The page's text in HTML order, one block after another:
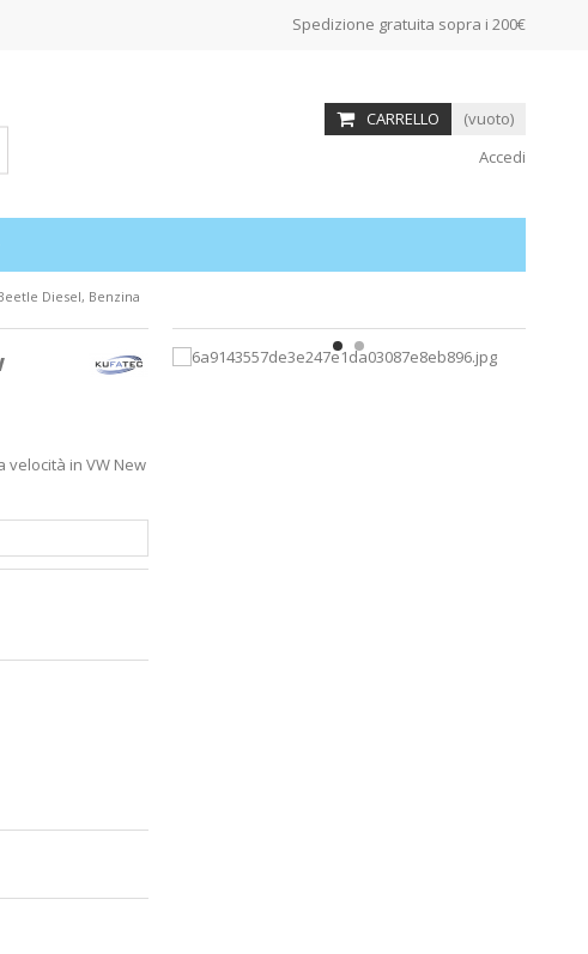
Spedizione gratuita sopra i 200€
CARRELLO
(vuoto)
Accedi
Diesel, Benzina
in VW New